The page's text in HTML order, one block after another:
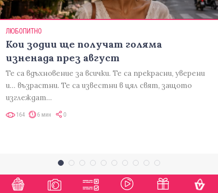
ЛЮБОПИТНО
Кои зодии ще получат голяма
изненада през август
Те са вдъхновение за всички. Те са прекрасни, уверени
и... възрастни. Те са известни в цял свят, защото
изглеждат…
164 6 мин 0